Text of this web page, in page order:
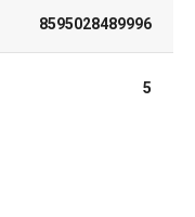
8595028489996
5